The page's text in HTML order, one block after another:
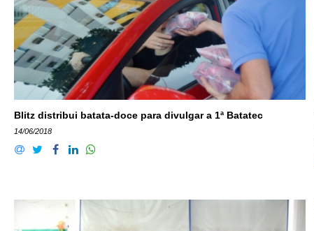
Blitz distribui batata-doce para divulgar a 1ª Batatec
14/06/2018